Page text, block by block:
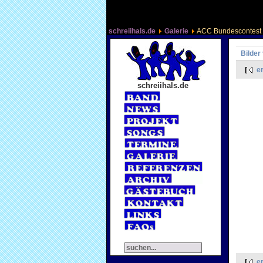
schreiihals.de Galerie ACC Bundescontest
schreiihals.de
Bilder